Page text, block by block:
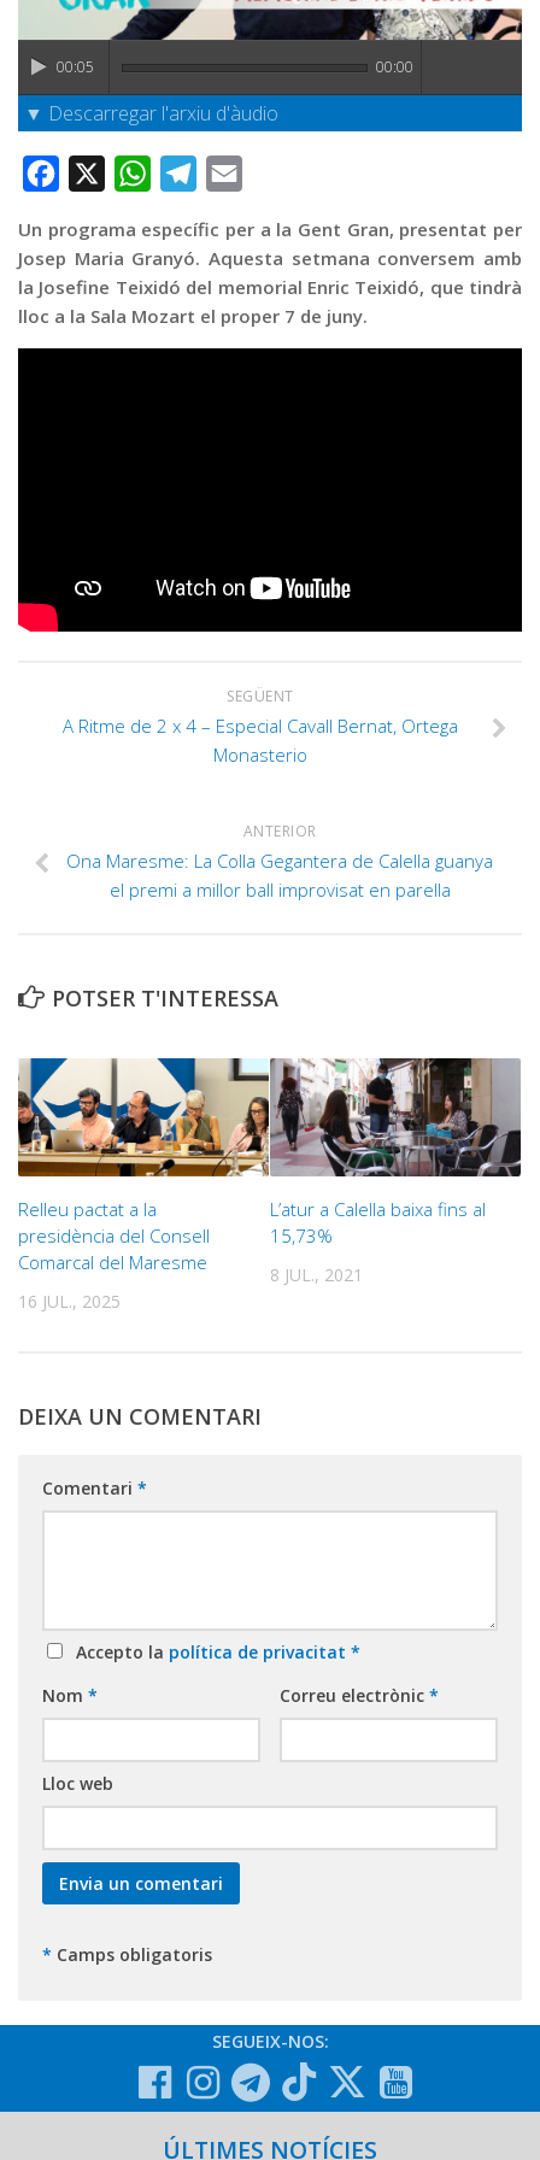
Publicitat
Contacte
00:05 00:00
▼ Descarregar l'arxiu d'àudio
Facebook WhatsAppTelegram
Un programa específic per a la Gent Gran, presentat per
Josep Maria Granyó. Aquesta setmana conversem amb
la Josefine Teixidó del memorial Enric Teixidó, que tindrà
lloc a la Sala Mozart el proper 7 de juny.
SEGÜENT
A Ritme de 2 x 4 – Especial Cavall Bernat, Ortega
Monasterio
ANTERIOR
Ona Maresme: La Colla Gegantera de Calella guanya
el premi a millor ball improvisat en parella
POTSER T'INTERESSA
Relleu pactat a la
presidència del Consell
Comarcal del Maresme
16 JUL., 2025
L’atur a Calella baixa fins al
15,73%
8 JUL., 2021
DEIXA UN COMENTARI
Comentari *
Accepto la política de privacitat *
Nom * Correu electrònic *
Lloc web
* Camps obligatoris
SEGUEIX-NOS:
ÚLTIMES NOTÍCIES